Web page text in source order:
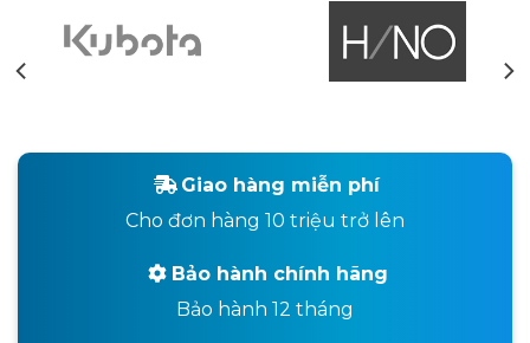
Giao hàng miễn phí
Cho đơn hàng 10 triệu trở lên
Bảo hành chính hãng
Bảo hành 12 tháng